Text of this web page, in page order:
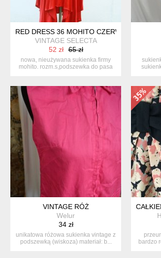
RED DRESS 36 MOHITO CZERWONA
VINTAGE SELECTA
52 zł
65 zł
nowa, nieużywana sukienka firmy
mohito. rozm.s,podszewka do pasa
VINTAGE RÓŻ
Welur
34 zł
unikatowa różowa sukienka vintage z
podszewką (wiskoza) materiał: b...
bardzo